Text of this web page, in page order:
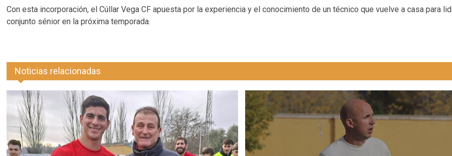
Con esta incorporación, el Cúllar Vega CF apuesta por la experiencia y el conocimiento de un técnico que vuelve a casa para
conjunto sénior en la próxima temporada.
Noticias relacionadas